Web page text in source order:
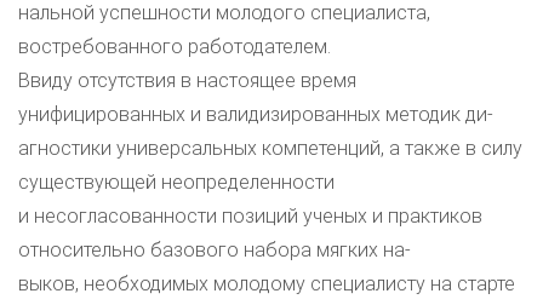
нальной успешности молодого специалиста,
востребованного работодателем.
Ввиду отсутствия в настоящее время
унифицированных и валидизированных методик ди-
агностики универсальных компетенций, а также в силу
существующей неопределенности
и несогласованности позиций ученых и практиков
относительно базового набора мягких на-
выков, необходимых молодому специалисту на старте